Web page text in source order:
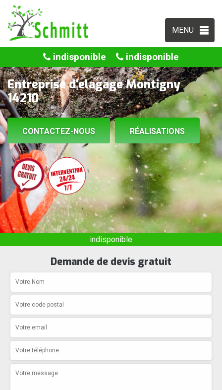
MENU
indisponible indisponible
Entreprise d'elagage Montigny
14210
CONTACTEZ-NOUS RÉALISATIONS
indisponible
Demande de devis gratuit